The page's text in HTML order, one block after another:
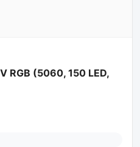
RGB (5060, 150 LED,